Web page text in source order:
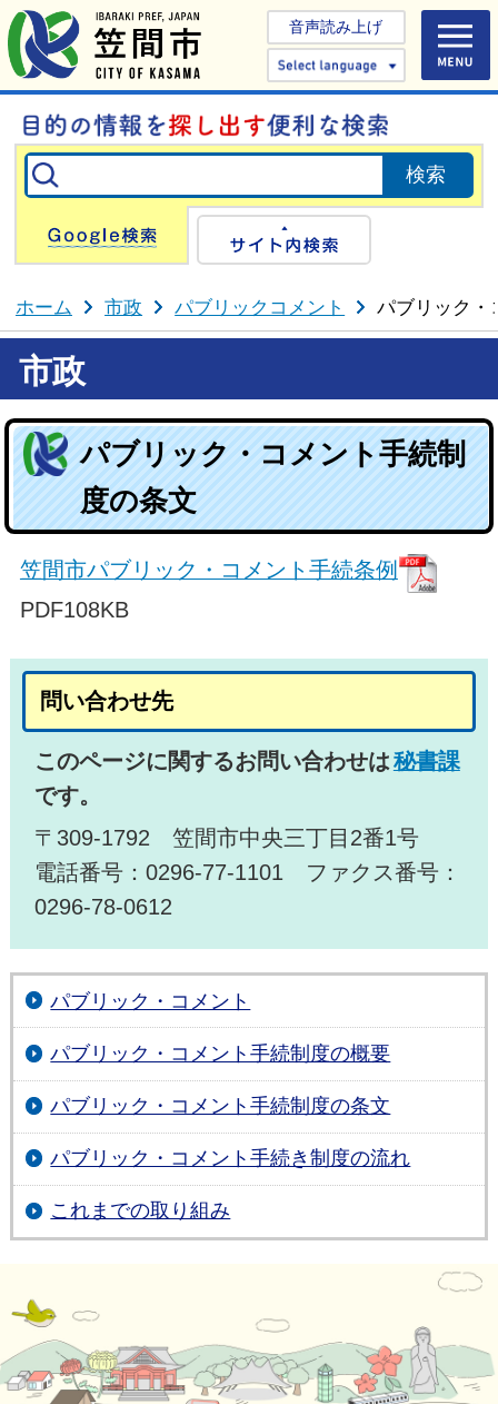
音声読み上げ
Select
Google検索
ホーム 市政 パブリックコメント パブリック・
市政
パブリック・コメント手続制
度の条文
笠間市パブリック・コメント手続条例
PDF108KB
問い合わせ先
このページに関するお問い合わせは秘書課
です。
〒309-1792 笠間市中央三丁目2番1号
電話番号：0296-77-1101 ファクス番号：
0296-78-0612
パブリック・コメント
パブリック・コメント手続制度の概要
パブリック・コメント手続制度の条文
パブリック・コメント手続き制度の流れ
これまでの取り組み